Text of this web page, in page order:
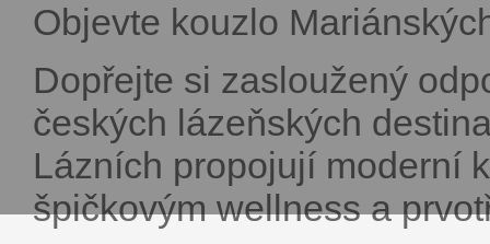
Objevte kouzlo
Dopřejte si zasloužený
českých lázeňských
Lázních propojují moderní
špičkovým wellness a